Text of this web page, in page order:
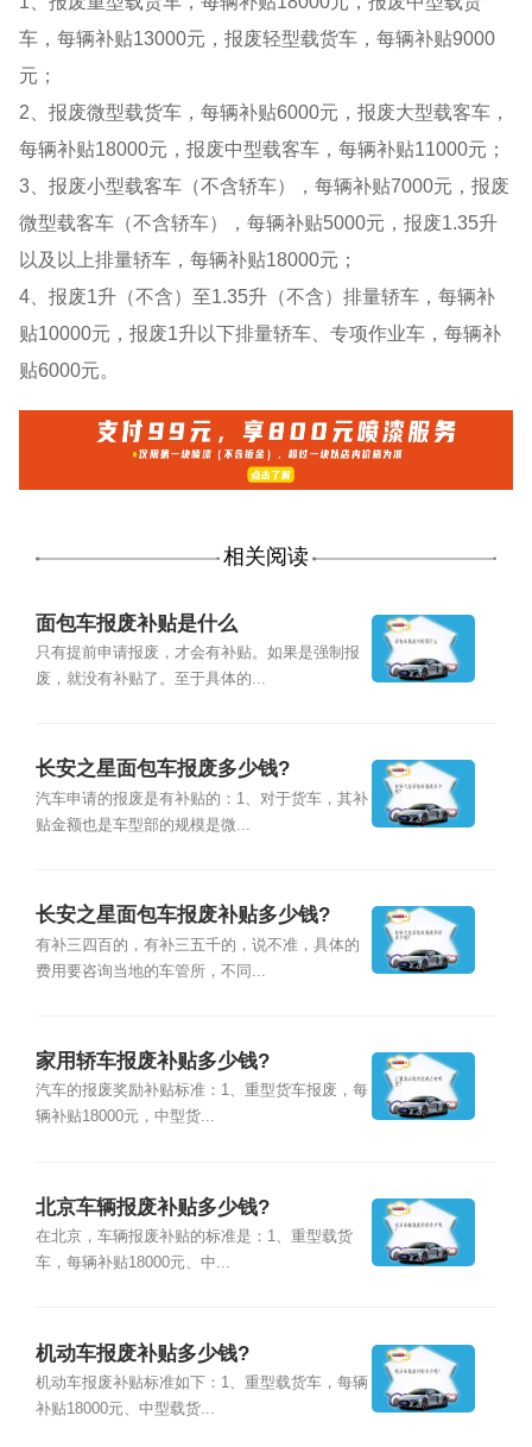
车，每辆补贴13000元，报废轻型载货车，每辆补贴9000
元；
2、报废微型载货车，每辆补贴6000元，报废大型载客车，
每辆补贴18000元，报废中型载客车，每辆补贴11000元；
3、报废小型载客车（不含轿车），每辆补贴7000元，报废
微型载客车（不含轿车），每辆补贴5000元，报废1.35升
以及以上排量轿车，每辆补贴18000元；
4、报废1升（不含）至1.35升（不含）排量轿车，每辆补
贴10000元，报废1升以下排量轿车、专项作业车，每辆补
贴6000元。
相关阅读
面包车报废补贴是什么
只有提前申请报废，才会有补贴。如果是强制报
废，就没有补贴了。至于具体的...
长安之星面包车报废多少钱?
汽车申请的报废是有补贴的：1、对于货车，其补
贴金额也是车型部的规模是微...
长安之星面包车报废补贴多少钱?
有补三四百的，有补三五千的，说不准，具体的
费用要咨询当地的车管所，不同...
家用轿车报废补贴多少钱?
汽车的报废奖励补贴标准：1、重型货车报废，每
辆补贴18000元，中型货...
北京车辆报废补贴多少钱?
在北京，车辆报废补贴的标准是：1、重型载货
车，每辆补贴18000元、中...
机动车报废补贴多少钱?
机动车报废补贴标准如下：1、重型载货车，每辆
补贴18000元、中型载货...